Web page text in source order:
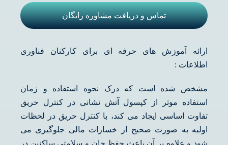
تماس و دریافت مشاوره رایگان
ارائه آموزش های حرفه ای برای کارکنان فناوری
اطلاعات :
مشخص شده است که درک نحوه استفاده و زمان
استفاده موثر از کپسول آتش نشانی در کنترل حریق
تفاوت اساسی ایجاد می کند، با کنترل حریق در لحظات
اولیه به صورت صحیح از خسارات مالی جلوگیری می
شود و علاوه بر آن باعث حفظ جان و سلامتی ساکنین در